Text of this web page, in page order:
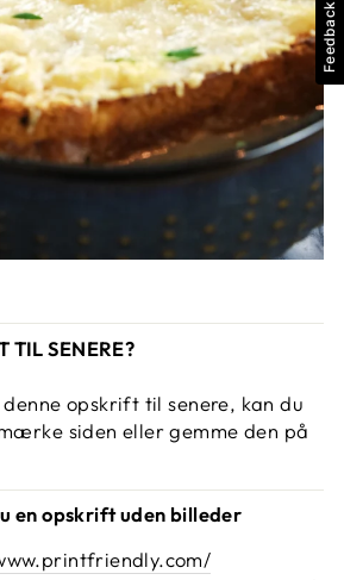
TIL SENERE?
opskrift til senere, kan du
siden eller gemme den på
en opskrift uden billeder
Feedback